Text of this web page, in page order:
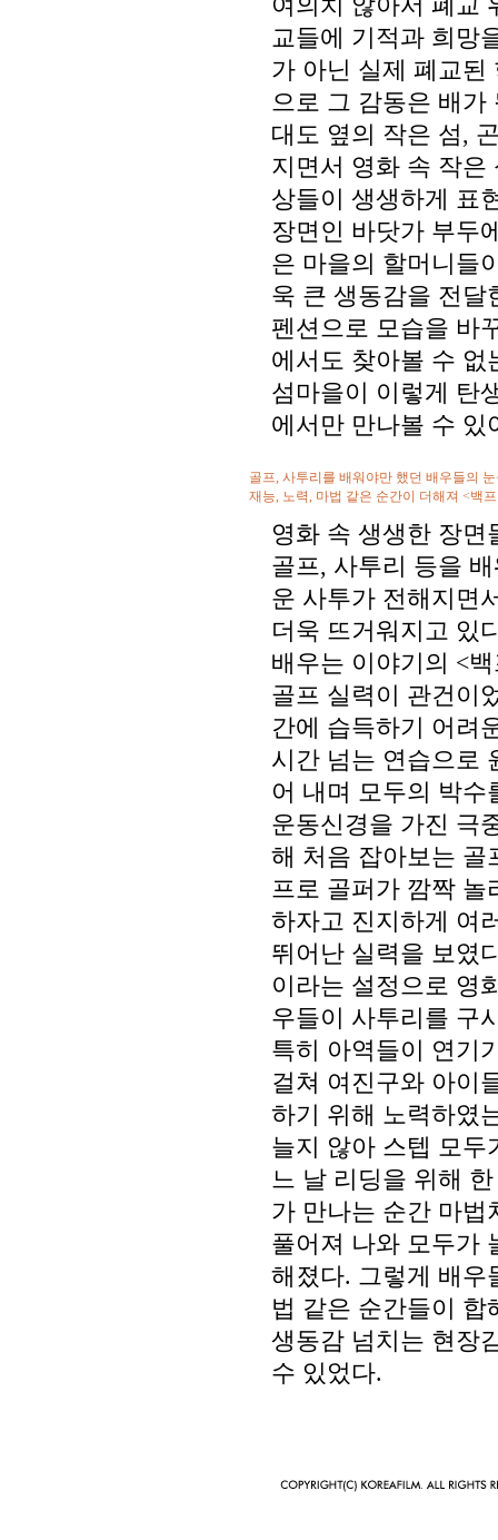
여의치 않아서 폐교
교들에 기적과 희망
가 아닌 실제 폐교된
으로 그 감동은 배가
대도 옆의 작은 섬,
지면서 영화 속 작은
상들이 생생하게 표
장면인 바닷가 부두
은 마을의 할머니들
욱 큰 생동감을 전달
펜션으로 모습을 바
에서도 찾아볼 수 없
섬마을이 이렇게 탄
에서만 만나볼 수 있
골프, 사투리를 배워야만 했던 배우들의
재능, 노력, 마법 같은 순간이 더해져 <백
영화 속 생생한 장면
골프, 사투리 등을
운 사투가 전해지면
더욱 뜨거워지고 있
배우는 이야기의 <
골프 실력이 관건이
간에 습득하기 어려
시간 넘는 연습으로
어 내며 모두의 박수
운동신경을 가진 극
해 처음 잡아보는 골
프로 골퍼가 깜짝 놀
하자고 진지하게 여
뛰어난 실력을 보였
이라는 설정으로 영
우들이 사투리를 구
특히 아역들이 연기
걸쳐 여진구와 아이
하기 위해 노력하였
늘지 않아 스텝 모두
느 날 리딩을 위해
가 만나는 순간 마법
풀어져 나와 모두가
해졌다. 그렇게 배우
법 같은 순간들이 합
생동감 넘치는 현장
수 있었다.